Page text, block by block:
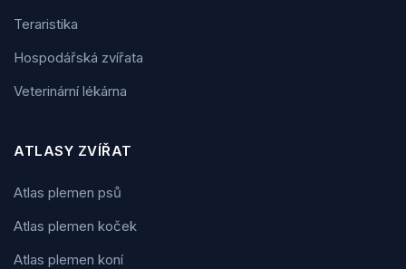
Teraristika
Hospodářská zvířata
Veterinární lékárna
ATLASY ZVÍŘAT
Atlas plemen psů
Atlas plemen koček
Atlas plemen koní